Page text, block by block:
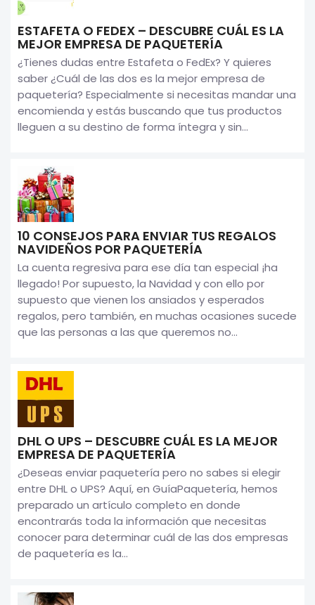
ESTAFETA O FEDEX – DESCUBRE CUÁL ES LA
MEJOR EMPRESA DE PAQUETERÍA
¿Tienes dudas entre Estafeta o FedEx? Y quieres
saber ¿Cuál de las dos es la mejor empresa de
paquetería? Especialmente si necesitas mandar una
encomienda y estás buscando que tus productos
lleguen a su destino de forma íntegra y sin...
10 CONSEJOS PARA ENVIAR TUS REGALOS
NAVIDEÑOS POR PAQUETERÍA
La cuenta regresiva para ese día tan especial ¡ha
llegado! Por supuesto, la Navidad y con ello por
supuesto que vienen los ansiados y esperados
regalos, pero también, en muchas ocasiones sucede
que las personas a las que queremos no...
DHL O UPS – DESCUBRE CUÁL ES LA MEJOR
EMPRESA DE PAQUETERÍA
¿Deseas enviar paquetería pero no sabes si elegir
entre DHL o UPS? Aquí, en GuíaPaquetería, hemos
preparado un artículo completo en donde
encontrarás toda la información que necesitas
conocer para determinar cuál de las dos empresas
de paquetería es la...